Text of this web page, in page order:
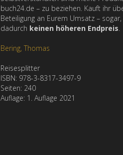
buch24.de – zu beziehen. Kauft ihr
Beteiligung an Eurem Umsatz –
dadurch keinen höheren Endpreis.
Bering, Thomas
Reisesplitter
ISBN: 978-3-8317-3497-9
Seiten: 240
Auflage: 1. Auflage 2021